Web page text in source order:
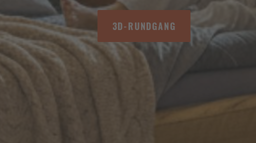
3D-RUNDGANG